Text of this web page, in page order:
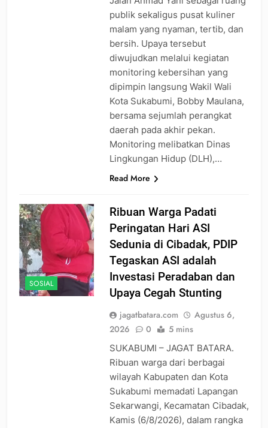
publik sekaligus pusat kuliner
malam yang nyaman, tertib, dan
bersih. Upaya tersebut
diwujudkan melalui kegiatan
monitoring kebersihan yang
dipimpin langsung Wakil Wali
Kota Sukabumi, Bobby Maulana,
bersama sejumlah perangkat
daerah pada akhir pekan.
Monitoring melibatkan Dinas
Lingkungan Hidup (DLH),…
Read More
SOSIAL
Ribuan Warga Padati
Peringatan Hari ASI
Sedunia di Cibadak, PDIP
Tegaskan ASI adalah
Investasi Peradaban dan
Upaya Cegah Stunting
jagatbatara.com
Agustus 6,
2026
0 5 mins
SUKABUMI – JAGAT BATARA.
Ribuan warga dari berbagai
wilayah Kabupaten dan Kota
Sukabumi memadati Lapangan
Sekarwangi, Kecamatan Cibadak,
Kamis (6/8/2026), dalam rangka